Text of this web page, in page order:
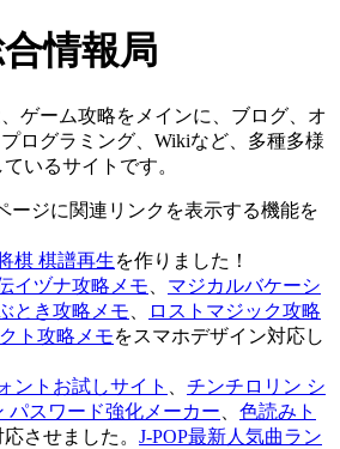
情報局
ゲーム攻略をメインに、ブログ、オ
ログラミング、Wikiなど、多種多様
いるサイトです。
ージに関連リンクを表示する機能を
棋 棋譜再生を作りました！
イヅナ攻略メモ
マジカルバケーシ
とき攻略メモ
ロストマジック攻略
ト攻略メモをスマホデザイン対応し
ントお試しサイト
チンチロリン シ
パスワード強化メーカー
色読みト
させました。 J-POP最新人気曲ラン